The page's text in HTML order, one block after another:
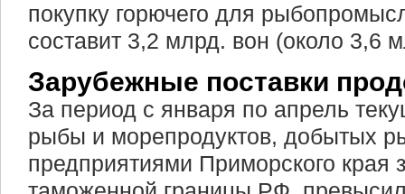
покупку горючего для
составит 3,2 млрд. вон (около 3,6
Зарубежные поставки
За период с января по апрель
рыбы и морепродуктов, добытых
предприятиями Приморского края